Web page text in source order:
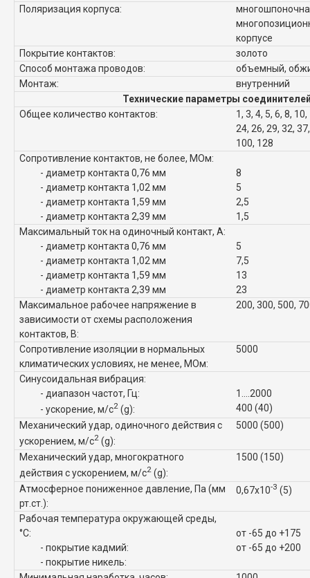
Поляризация корпуса:
корпусе
Покрытие контактов:
золото
Способ монтажа проводов:
объемный,
Монтаж:
внутренний
Технические параметры
Общее количество контактов:
1, 3, 4, 5, 6, 8,
24, 26, 29, 32,
100, 128
Сопротивление контактов, не более, МОм:
- диаметр контакта 0,76 мм
- диаметр контакта 1,02 мм
- диаметр контакта 1,59 мм
- диаметр контакта 2,39 мм
8
5
2,5
1,5
Максимальный ток на одиночный контакт, А:
- диаметр контакта 0,76 мм
- диаметр контакта 1,02 мм
- диаметр контакта 1,59 мм
- диаметр контакта 2,39 мм
5
7,5
13
23
Максимальное рабочее напряжение в
зависимости от схемы расположения
контактов, В:
200, 300, 500,
Сопротивление изоляции в нормальных
климатических условиях, не менее, МОм:
5000
Синусоидальная вибрация:
- диапазон частот, Гц:
- ускорение, м/с2 (g):
1....2000
400 (40)
Механический удар, одиночного действия с
ускорением, м/с2 (g):
5000 (500)
Механический удар, многократного
действия с ускорением, м/с2 (g):
1500 (150)
Атмосферное пониженное давление, Па (мм
рт.ст.):
0,67x10-3 (5)
Рабочая температура окружающей среды,
°C:
- покрытие кадмий:
- покрытие никель:
от -65 до +175
от -65 до +200